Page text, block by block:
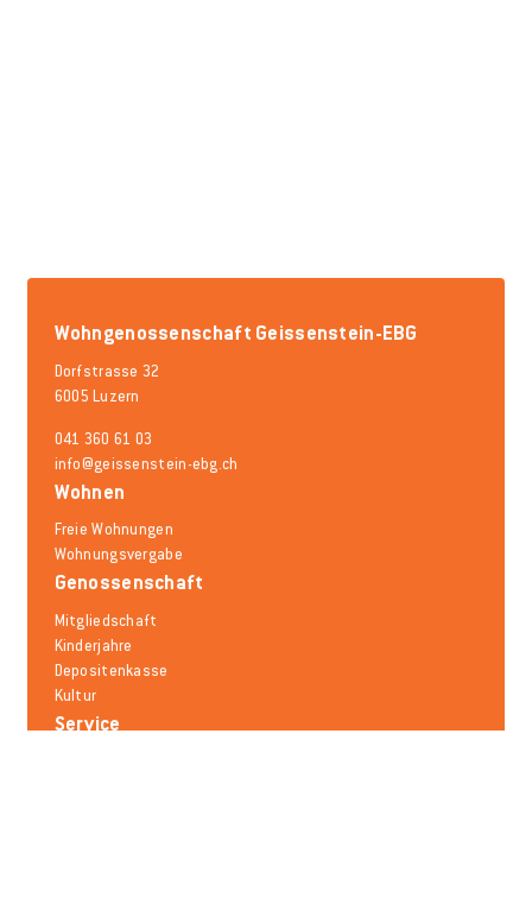
Wohngenossenschaft Geissenstein-EBG
Dorfstrasse 32
6005 Luzern
041 360 61 03
info@geissenstein-ebg.ch
Wohnen
Freie Wohnungen
Wohnungsvergabe
Genossenschaft
Mitgliedschaft
Kinderjahre
Depositenkasse
Kultur
Service